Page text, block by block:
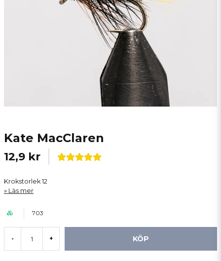
Kate MacClaren
12,9 kr
Krokstorlek 12
Läs mer
703
- + KÖP